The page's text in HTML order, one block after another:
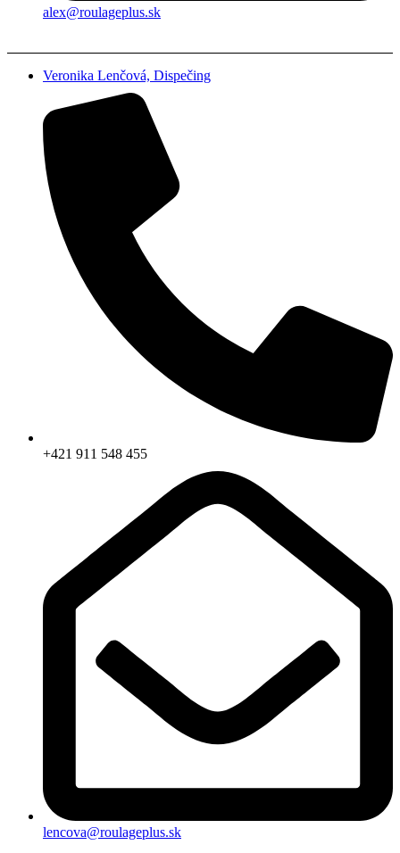
alex@roulageplus.sk
Veronika Lenčová, Dispečing
+421 911 548 455
lencova@roulageplus.sk